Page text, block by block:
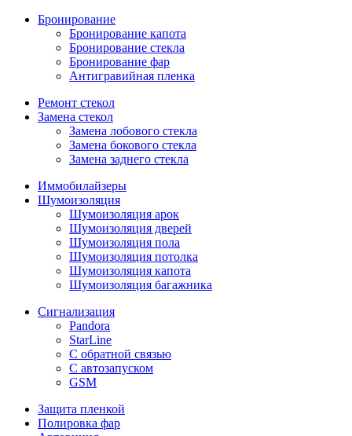
Бронирование
Бронирование капота
Бронирование стекла
Бронирование фар
Антигравийная пленка
Ремонт стекол
Замена стекол
Замена лобового стекла
Замена бокового стекла
Замена заднего стекла
Иммобилайзеры
Шумоизоляция
Шумоизоляция арок
Шумоизоляция дверей
Шумоизоляция пола
Шумоизоляция потолка
Шумоизоляция капота
Шумоизоляция багажника
Сигнализация
Pandora
StarLine
С обратной связью
С автозапуском
GSM
Защита пленкой
Полировка фар